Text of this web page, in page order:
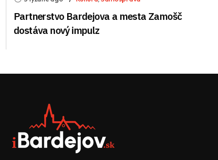
Partnerstvo Bardejova a mesta Zamošč
dostáva nový impulz